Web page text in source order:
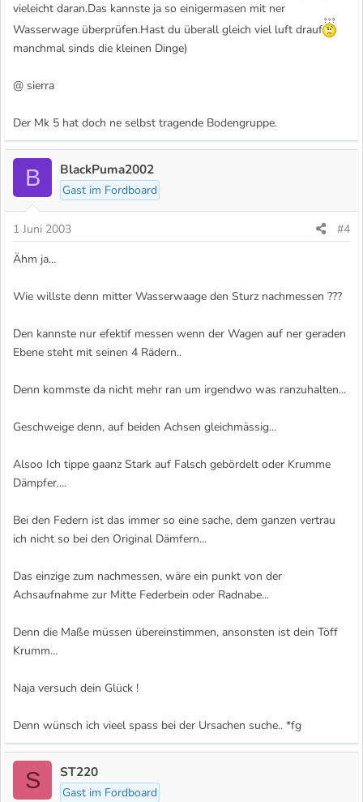
vieleicht daran.Das kannste ja so einigermasen mit ner
Wasserwage überprüfen.Hast du überall gleich viel luft drauf
manchmal sinds die kleinen Dinge)
@ sierra
Der Mk 5 hat doch ne selbst tragende Bodengruppe.
B BlackPuma2002
Gast im Fordboard
1 Juni 2003
#4
Ähm ja...
Wie willste denn mitter Wasserwaage den Sturz nachmessen ???
Den kannste nur efektif messen wenn der Wagen auf ner geraden
Ebene steht mit seinen 4 Rädern..
Denn kommste da nicht mehr ran um irgendwo was ranzuhalten...
Geschweige denn, auf beiden Achsen gleichmässig...
Alsoo Ich tippe gaanz Stark auf Falsch gebördelt oder Krumme
Dämpfer....
Bei den Federn ist das immer so eine sache, dem ganzen vertrau
ich nicht so bei den Original Dämfern...
Das einzige zum nachmessen, wäre ein punkt von der
Achsaufnahme zur Mitte Federbein oder Radnabe...
Denn die Maße müssen übereinstimmen, ansonsten ist dein Töff
Krumm...
Naja versuch dein Glück !
Denn wünsch ich vieel spass bei der Ursachen suche.. *fg
S ST220
Gast im Fordboard